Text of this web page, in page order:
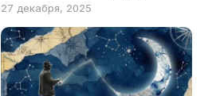
27 декабря, 2025